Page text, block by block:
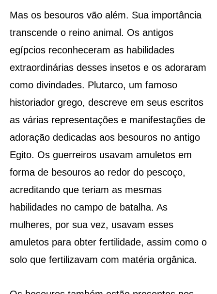
Mas os besouros vão além. Sua importância
transcende o reino animal. Os antigos
egípcios reconheceram as habilidades
extraordinárias desses insetos e os adoraram
como divindades. Plutarco, um famoso
historiador grego, descreve em seus escritos
as várias representações e manifestações de
adoração dedicadas aos besouros no antigo
Egito. Os guerreiros usavam amuletos em
forma de besouros ao redor do pescoço,
acreditando que teriam as mesmas
habilidades no campo de batalha. As
mulheres, por sua vez, usavam esses
amuletos para obter fertilidade, assim como o
solo que fertilizavam com matéria orgânica.